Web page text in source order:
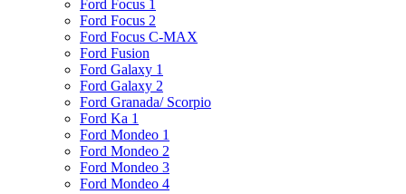
Ford Focus 1
Ford Focus 2
Ford Focus C-MAX
Ford Fusion
Ford Galaxy 1
Ford Galaxy 2
Ford Granada/ Scorpio
Ford Ka 1
Ford Mondeo 1
Ford Mondeo 2
Ford Mondeo 3
Ford Mondeo 4